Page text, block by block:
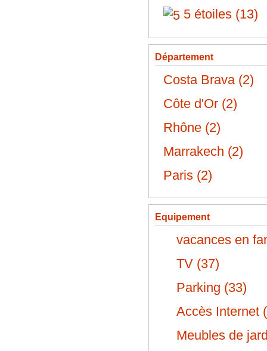
5 étoiles (13)
Département
Costa Brava (2)
Côte d'Or (2)
Rhône (2)
Marrakech (2)
Paris (2)
Equipement
vacances en
TV (37)
Parking (33)
Accès Internet
Meubles de